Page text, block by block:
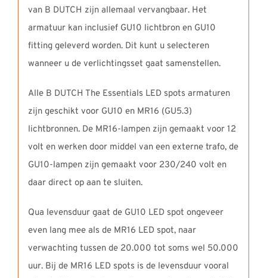
van B DUTCH zijn allemaal vervangbaar. Het
armatuur kan inclusief GU10 lichtbron en GU10
fitting geleverd worden. Dit kunt u selecteren
wanneer u de verlichtingsset gaat samenstellen.
Alle B DUTCH The Essentials LED spots armaturen
zijn geschikt voor GU10 en MR16 (GU5.3)
lichtbronnen. De MR16-lampen zijn gemaakt voor 12
volt en werken door middel van een externe trafo, de
GU10-lampen zijn gemaakt voor 230/240 volt en
daar direct op aan te sluiten.
Qua levensduur gaat de GU10 LED spot ongeveer
even lang mee als de MR16 LED spot, naar
verwachting tussen de 20.000 tot soms wel 50.000
uur. Bij de MR16 LED spots is de levensduur vooral